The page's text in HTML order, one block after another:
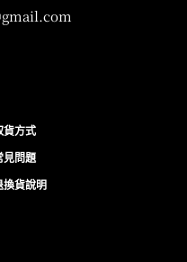
貨方式
見問題
換貨說明